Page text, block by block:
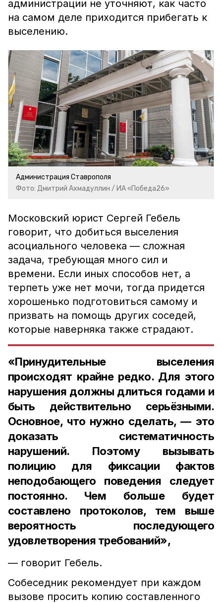
администрации не уточняют, как часто
на самом деле приходится прибегать к
выселению.
Администрация Ставрополя
Фото: Дмитрий Ахмадуллин / ИА «Победа26»
Московский юрист Сергей Гебель
говорит, что добиться выселения
асоциального человека — сложная
задача, требующая много сил и
времени. Если иных способов нет, а
терпеть уже нет мочи, тогда придется
хорошенько подготовиться самому и
призвать на помощь других соседей,
которые наверняка также страдают.
«Принудительные выселения
происходят крайне редко. Для этого
нарушения должны длиться годами и
быть действительно серьёзными.
Основное, что нужно сделать, — это
доказать систематичность
нарушений. Поэтому вызывать
полицию для фиксации фактов
неподобающего поведения следует
постоянно. Чем больше будет
составлено протоколов, тем выше
вероятность последующего
удовлетворения требований»,
— говорит Гебель.
Собеседник рекомендует при каждом
вызове просить копию составленного